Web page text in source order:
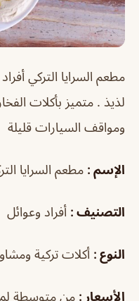
مطعم السرايا التركي
لذيذ . متميز بأكلات
ومواقف السيارات قليلة
الإسم : مطعم السرايا
التصنيف : أفراد وعوائل
النوع : أكلات تركية
الأسعار : من متوسطة